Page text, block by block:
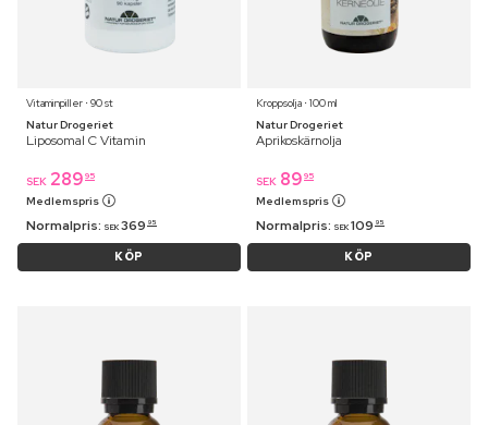
Vitaminpiller ⋅ 90 st
Natur Drogeriet
Liposomal C Vitamin
SEK 289 95
Medlemspris
Normalpris: SEK 369 95
KÖP
Kroppsolja ⋅ 100 ml
Natur Drogeriet
Aprikoskärnolja
SEK 89 95
Medlemspris
Normalpris: SEK 109 95
KÖP